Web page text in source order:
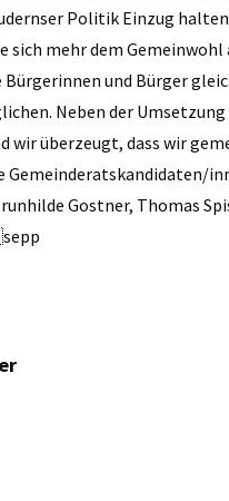
Politik Einzug
sich mehr dem
und Bürger
Neben der
wir überzeugt, dass wir
Gemeinderatskandidaten/
Gostner, Thomas